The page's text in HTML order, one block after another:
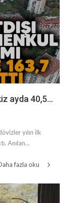
ayda 40,5...
yılın ilk
Anılan...
fazla oku